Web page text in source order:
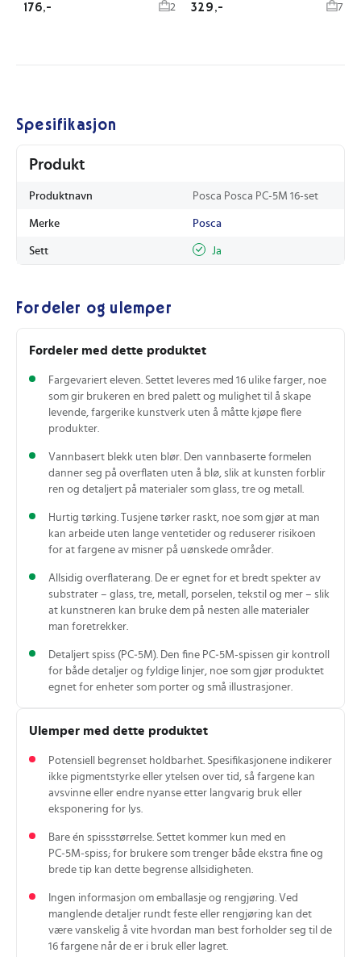
176,- 2 329,- 7
Spesifikasjon
Produkt
Produktnavn Posca Posca PC-5M 16-set
Merke Posca
Sett Ja
Fordeler og ulemper
Fordeler med dette produktet
Fargevariert eleven. Settet leveres med 16 ulike farger, noe
som gir brukeren en bred palett og mulighet til å skape
levende, fargerike kunstverk uten å måtte kjøpe flere
produkter.
Vannbasert blekk uten blør. Den vannbaserte formelen
danner seg på overflaten uten å blø, slik at kunsten forblir
ren og detaljert på materialer som glass, tre og metall.
Hurtig tørking. Tusjene tørker raskt, noe som gjør at man
kan arbeide uten lange ventetider og reduserer risikoen
for at fargene av misner på uønskede områder.
Allsidig overflaterang. De er egnet for et bredt spekter av
substrater – glass, tre, metall, porselen, tekstil og mer – slik
at kunstneren kan bruke dem på nesten alle materialer
man foretrekker.
Detaljert spiss (PC‑5M). Den fine PC‑5M-spissen gir kontroll
for både detaljer og fyldige linjer, noe som gjør produktet
egnet for enheter som porter og små illustrasjoner.
Ulemper med dette produktet
Potensiell begrenset holdbarhet. Spesifikasjonene indikerer
ikke pigmentstyrke eller ytelsen over tid, så fargene kan
avsvinne eller endre nyanse etter langvarig bruk eller
eksponering for lys.
Bare én spissstørrelse. Settet kommer kun med en
PC‑5M‑spiss; for brukere som trenger både ekstra fine og
brede tip kan dette begrense allsidigheten.
Ingen informasjon om emballasje og rengjøring. Ved
manglende detaljer rundt feste eller rengjøring kan det
være vanskelig å vite hvordan man best forholder seg til de
16 fargene når de er i bruk eller lagret.